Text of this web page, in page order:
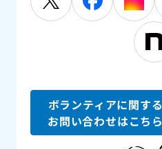
ボランティアに関する
お問い合わせはこちら